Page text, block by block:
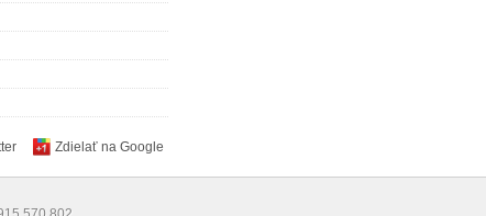
Zdielať na Google